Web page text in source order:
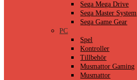
Sega Mega Drive
Sega Master System
Sega Game Gear
PC
Spel
Kontroller
Tillbehör
Musmattor Gaming
Musmattor